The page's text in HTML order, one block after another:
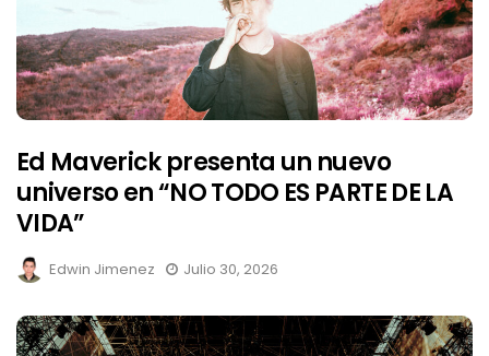
Ed Maverick presenta un nuevo
universo en “NO TODO ES PARTE DE LA
VIDA”
Edwin Jimenez Julio 30, 2026